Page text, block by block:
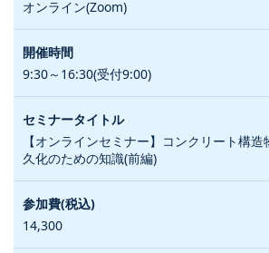
オンライン(Zoom)
9:30～16:30(受付9:00)
【オンラインセミナー】コンクリート構
久化のための知識(前編)
14,300